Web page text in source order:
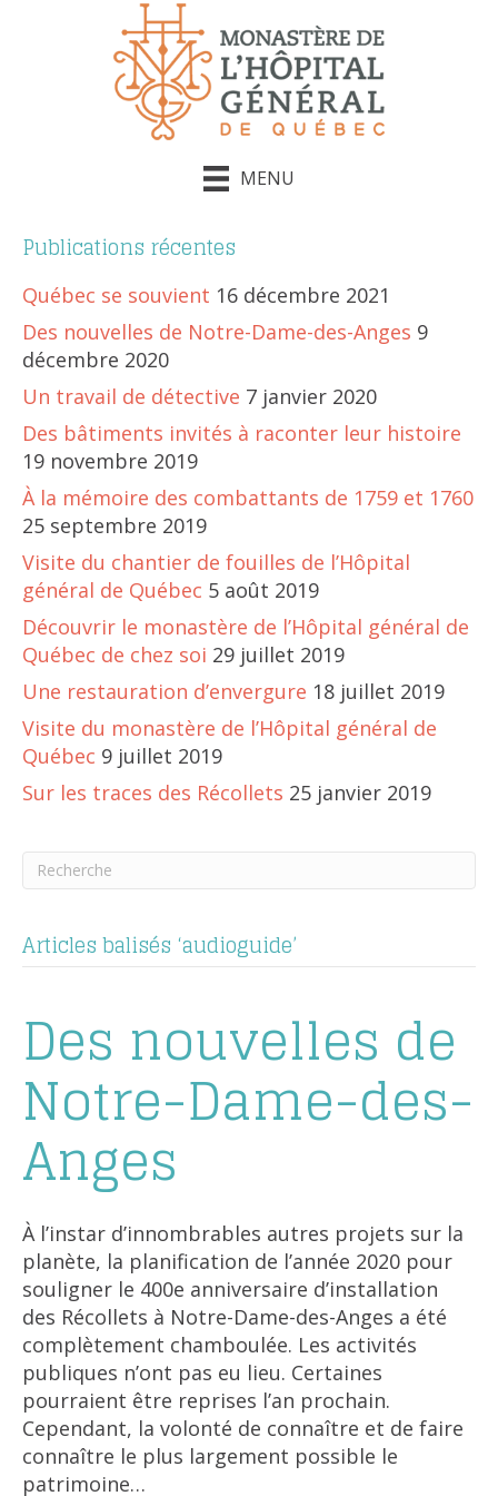
MENU
Publications récentes
Québec se souvient 16 décembre 2021
Des nouvelles de Notre-Dame-des-Anges 9
décembre 2020
Un travail de détective 7 janvier 2020
Des bâtiments invités à raconter leur histoire
19 novembre 2019
À la mémoire des combattants de 1759 et 1760
25 septembre 2019
Visite du chantier de fouilles de l’Hôpital
général de Québec 5 août 2019
Découvrir le monastère de l’Hôpital général de
Québec de chez soi 29 juillet 2019
Une restauration d’envergure 18 juillet 2019
Visite du monastère de l’Hôpital général de
Québec 9 juillet 2019
Sur les traces des Récollets 25 janvier 2019
Articles balisés ‘audioguide’
Des nouvelles de
Notre-Dame-des-
Anges
À l’instar d’innombrables autres projets sur la
planète, la planification de l’année 2020 pour
souligner le 400e anniversaire d’installation
des Récollets à Notre-Dame-des-Anges a été
complètement chamboulée. Les activités
publiques n’ont pas eu lieu. Certaines
pourraient être reprises l’an prochain.
Cependant, la volonté de connaître et de faire
connaître le plus largement possible le
patrimoine…